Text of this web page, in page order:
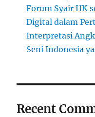
Forum Syair HK
Digital dalam
Interpretasi
Seni Indonesia
Recent